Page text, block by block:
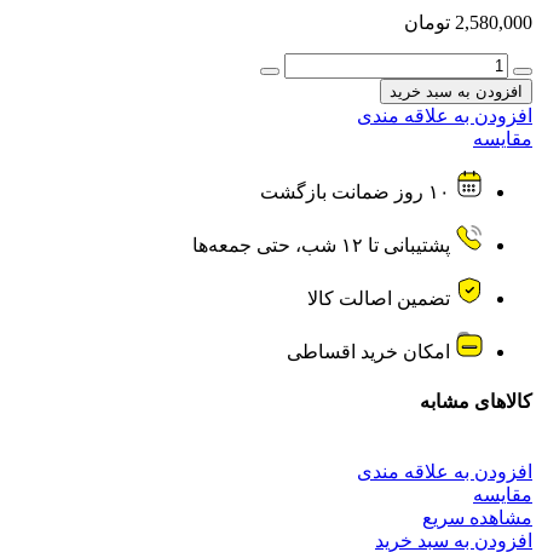
2,580,000 تومان
دیتا
سوییچ
پرینتر
4
پورت
اتوماتیک
USB
عدد
افزودن به سبد خرید
افزودن به علاقه مندی
مقایسه
۱۰ روز ضمانت بازگشت
پشتیبانی تا ۱۲ شب، حتی جمعه‌ها
تضمین اصالت کالا
امکان خرید اقساطی
کالاهای مشابه
افزودن به علاقه مندی
مقایسه
مشاهده سریع
افزودن به سبد خرید